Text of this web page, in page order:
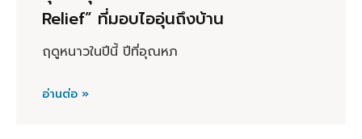
Relief” ที่มอบไออุ่นถึงบ้าน
ฤดูหนาวในปีนี้ ปีที่อุณหภ
อ่านต่อ »